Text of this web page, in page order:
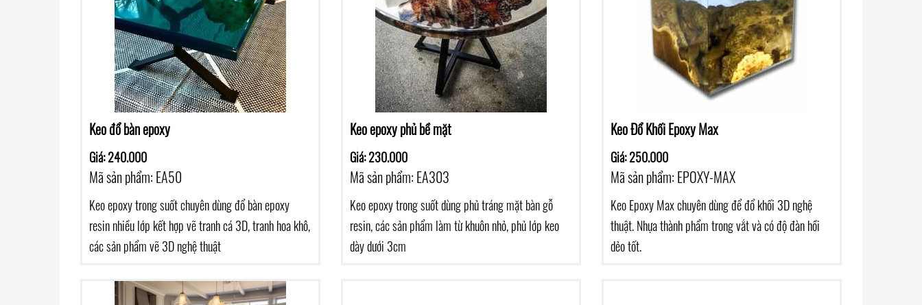
Keo đổ bàn epoxy
Giá: 240.000
Mã sản phẩm: EA50
Keo epoxy trong suốt chuyên dùng đổ bàn epoxy
resin nhiều lớp kết hợp vẽ tranh cá 3D, tranh hoa khô,
các sản phẩm vẽ 3D nghệ thuật
Keo epoxy phủ bề mặt
Giá: 230.000
Mã sản phẩm: EA303
Keo epoxy trong suốt dùng phủ tráng mặt bàn gỗ
resin, các sản phẩm làm từ khuôn nhỏ, phủ lớp keo
dày dưới 3cm
Keo Đổ Khối Epoxy Max
Giá: 250.000
Mã sản phẩm: EPOXY-MAX
Keo Epoxy Max chuyên dùng để đổ khối 3D nghệ
thuật. Nhựa thành phẩm trong vắt và có độ đàn hồi
dẻo tốt.